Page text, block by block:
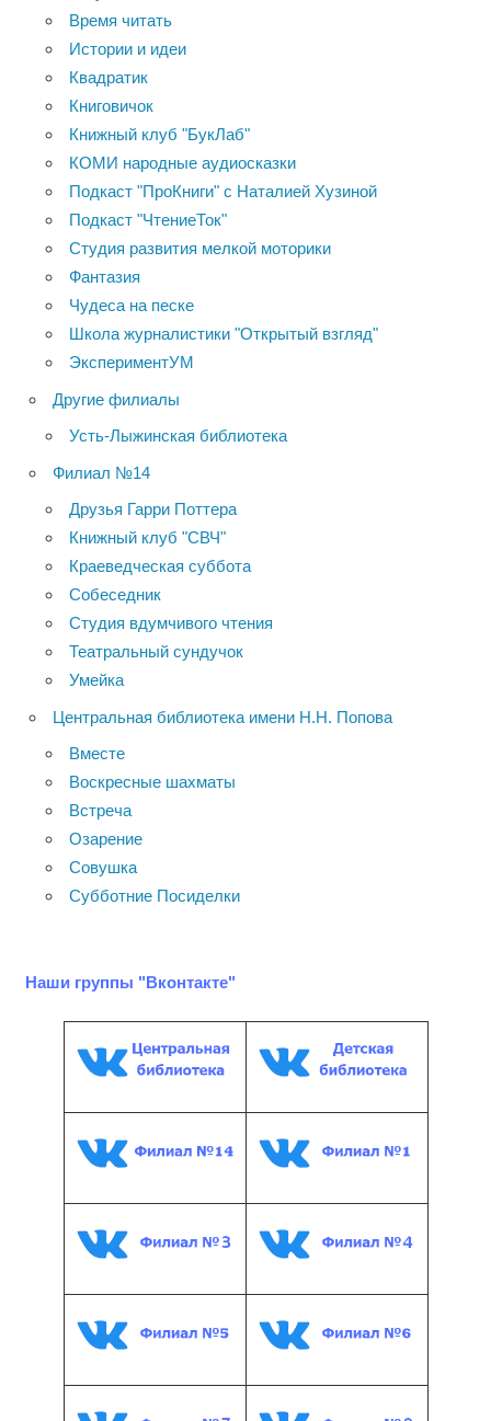
Время читать
Истории и идеи
Квадратик
Книговичок
Книжный клуб "БукЛаб"
КОМИ народные аудиосказки
Подкаст "ПроКниги" с Наталией Хузиной
Подкаст "ЧтениеТок"
Студия развития мелкой моторики
Фантазия
Чудеса на песке
Школа журналистики "Открытый взгляд"
ЭкспериментУМ
Другие филиалы
Усть-Лыжинская библиотека
Филиал №14
Друзья Гарри Поттера
Книжный клуб "СВЧ"
Краеведческая суббота
Собеседник
Студия вдумчивого чтения
Театральный сундучок
Умейка
Центральная библиотека имени Н.Н. Попова
Вместе
Воскресные шахматы
Встреча
Озарение
Совушка
Субботние Посиделки
Наши группы "Вконтакте"